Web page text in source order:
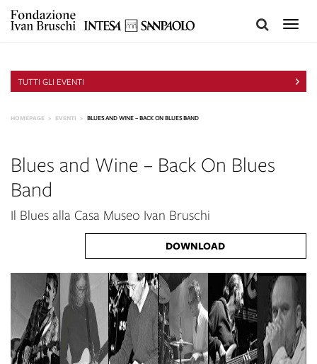
Toggle
TUTTI GLI EVENTI
HOMEPAGE EVENTI BLUES AND WINE – BACK ON BLUES BAND
Blues and Wine – Back On Blues
Band
Il Blues alla Casa Museo Ivan Bruschi
DOWNLOAD